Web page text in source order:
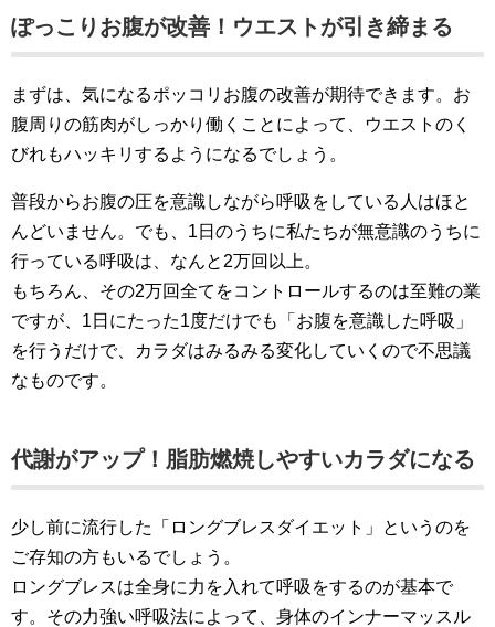
ぽっこりお腹が改善！ウエストが引き締まる
まずは、気になるポッコリお腹の改善が期待できます。お
腹周りの筋肉がしっかり働くことによって、ウエストのく
びれもハッキリするようになるでしょう。
普段からお腹の圧を意識しながら呼吸をしている人はほと
んどいません。でも、1日のうちに私たちが無意識のうちに
行っている呼吸は、なんと2万回以上。
もちろん、その2万回全てをコントロールするのは至難の業
ですが、1日にたった1度だけでも「お腹を意識した呼吸」
を行うだけで、カラダはみるみる変化していくので不思議
なものです。
代謝がアップ！脂肪燃焼しやすいカラダになる
少し前に流行した「ロングブレスダイエット」というのを
ご存知の方もいるでしょう。
ロングブレスは全身に力を入れて呼吸をするのが基本で
す。その力強い呼吸法によって、身体のインナーマッスル